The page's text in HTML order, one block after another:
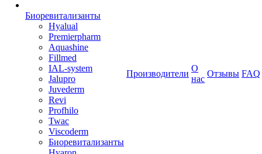
Биоревитализанты
Hyalual
Premierpharm
Aquashine
Fillmed
IAL-system
Jalupro
Juvederm
Revi
Profhilo
Twac
Viscoderm
Биоревитализанты
Производители
О
нас
Отзывы FAQ